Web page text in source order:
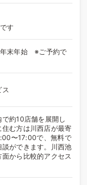
す
年末年始 ※ご予約で
ス
約10店舗を展開し
む方は川西店が最寄
〜17:00で、無料で
ができます。川西池
から比較的アクセス